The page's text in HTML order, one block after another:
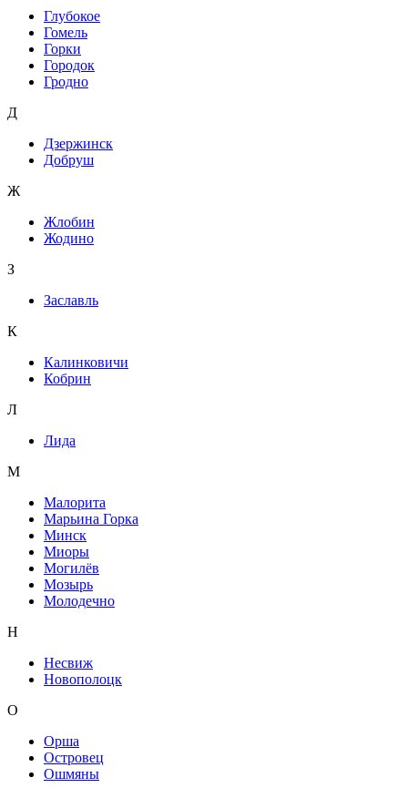
Глубокое
Гомель
Горки
Городок
Гродно
Д
Дзержинск
Добруш
Ж
Жлобин
Жодино
З
Заславль
К
Калинковичи
Кобрин
Л
Лида
М
Малорита
Марьина Горка
Минск
Миоры
Могилёв
Мозырь
Молодечно
Н
Несвиж
Новополоцк
О
Орша
Островец
Ошмяны